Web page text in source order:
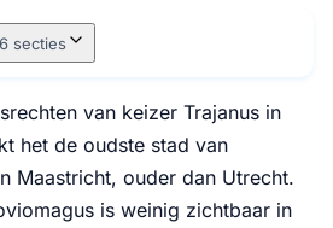
6 secties
van keizer Trajanus in
het de oudste stad van
Maastricht, ouder dan Utrecht.
is weinig zichtbaar in